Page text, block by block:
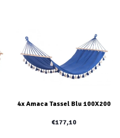
4x Amaca Tassel Blu 100X200
€177,10